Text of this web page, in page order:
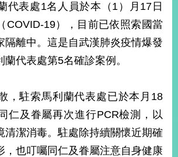
代表處1名人員於本（1）月17日
COVID-19），目前已依照索國當
隔離中。這是自武漢肺炎疫情爆發
代表處第5名確診案例。
，駐索馬利蘭代表處已於本月18
仁及眷屬再次進行PCR檢測，以
清潔消毒。駐處除持續關懷近期確
，也叮囑同仁及眷屬注意自身健康